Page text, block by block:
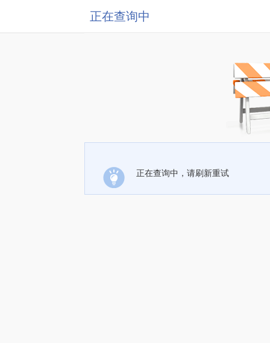
正在查询中
正在查询中，请刷新重试